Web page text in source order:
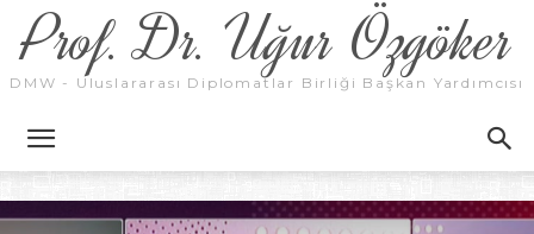
Prof. Dr. Uğur Özgöker
DMW - Uluslararası Diplomatlar Birliği Başkan Yardımcısı